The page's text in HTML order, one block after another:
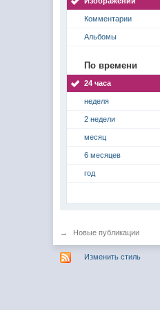
Комментарии
Альбомы
По времени
24 часа
неделя
2 недели
месяц
6 месяцев
год
→ Новые публикации
Изменить стиль